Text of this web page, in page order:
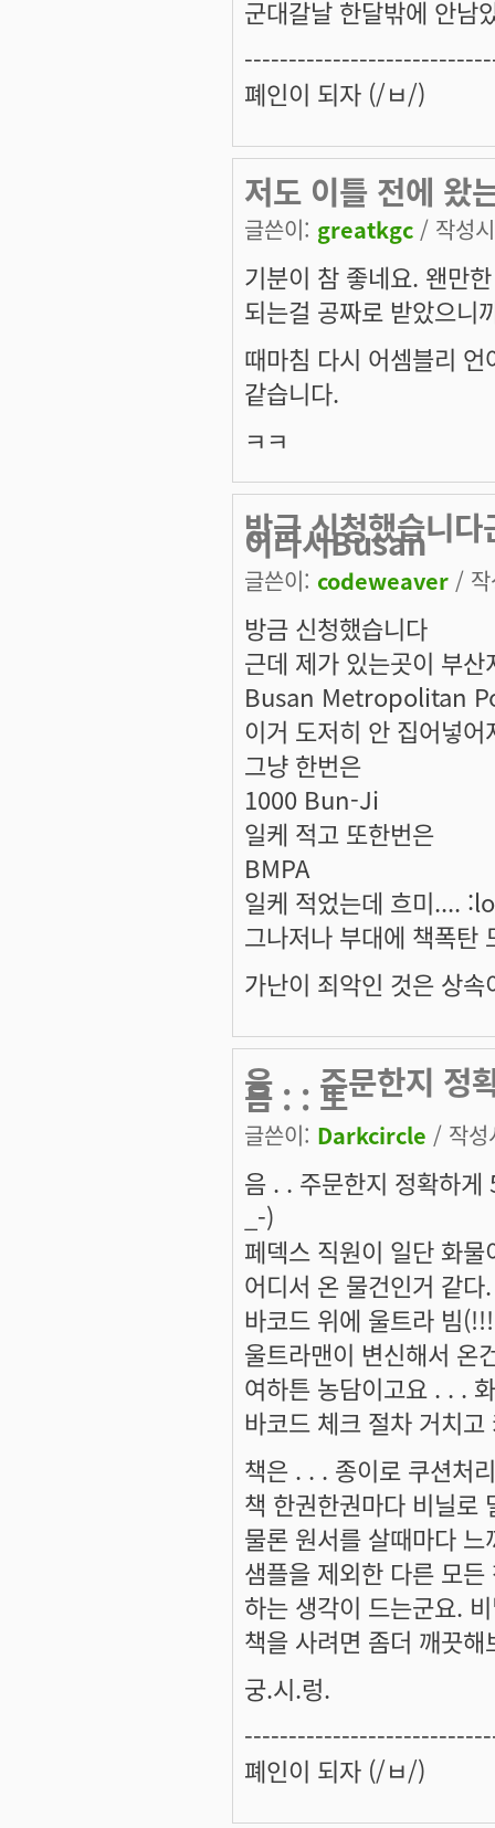
군대갈날 한달밖에 안남
폐인이 되자 (/ㅂ/)
저도 이틀 전에 왔
글쓴이: greatkgc / 작성
기분이 참 좋네요. 왠만
되는걸 공짜로 받았으니
때마침 다시 어셈블리
같습니다.
ㅋㅋ
방금 신청했습니
이라서Busan
글쓴이: codeweaver /
방금 신청했습니다
근데 제가 있는곳이 부
Busan Metropolitan
이거 도저히 안 집어넣어
그냥 한번은
1000 Bun-Ji
일케 적고 또한번은
BMPA
일케 적었는데 흐미....
그나저나 부대에 책폭
가난이 죄악인 것은 상
음 . . 주문한지 정
음 . . 토
글쓴이: Darkcircle / 작
음 . . 주문한지 정확하
_-)
페덱스 직원이 일단 화
어디서 온 물건인거 같
바코드 위에 울트라 빔
울트라맨이 변신해서 온
여하튼 농담이고요 . . .
바코드 체크 절차 거치
책은 . . . 종이로 쿠션처
책 한권한권마다 비닐로
물론 원서를 살때마다
샘플을 제외한 다른 모
하는 생각이 드는군요.
책을 사려면 좀더 깨끗
궁.시.렁.
폐인이 되자 (/ㅂ/)